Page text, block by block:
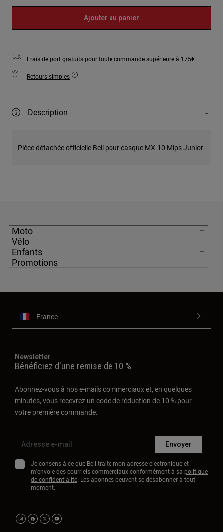
Ajouter au panier
Frais de port gratuits pour toute commande supérieure à 175€
Retours simples
Description
Pièce détachée officielle Bell pour casque MX-10 Mips Junior
Moto
Vélo
Enfants
Promotions
France
Newsletter
Bénéficiez d'une remise de 10 %
Abonnez-vous à nos e-mails commerciaux et, en quelques
minutes, vous recevrez un code de réduction de 10 % pour
votre première commande.
Envoyer
Je consens à ce que Bell traite mon adresse électronique et
m'envoie des courriels commerciaux conformément à sa politique
de confidentialité. Les abonnés peuvent se désabonner à tout
moment.